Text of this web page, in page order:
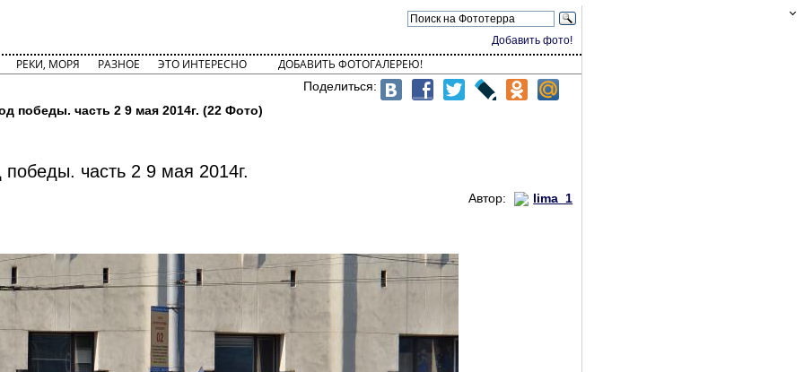
Добавить фото!
РЕКИ, МОРЯ РАЗНОЕ ЭТО ИНТЕРЕСНО ДОБАВИТЬ ФОТОГАЛЕРЕЮ!
Поделиться:
победы. часть 2 9 мая 2014г. (22 Фото)
победы. часть 2 9 мая 2014г.
Автор: lima_1